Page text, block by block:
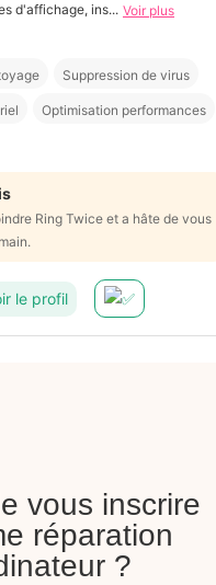
d'affichage, ins... Voir plus
Suppression de virus
Optimisation performances
Ring Twice et a hâte de vous
le profil
vous inscrire
réparation
?